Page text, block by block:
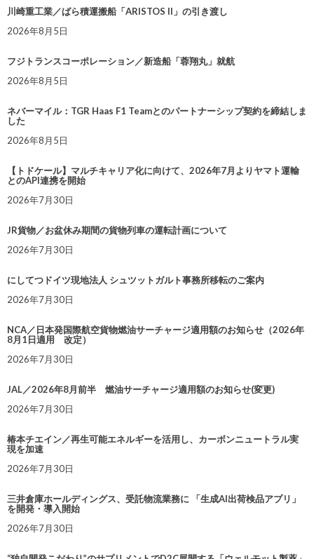
川崎重工業／ばら積運搬船「ARISTOS II」の引き渡し
2026年8月5日
フジトランスコーポレーション／新造船「蓉翔丸」就航
2026年8月5日
ネバーマイル：TGR Haas F1 Teamとのパートナーシップ契約を締結しま
した
2026年8月5日
【トドケール】マルチキャリア化に向けて、2026年7月よりヤマト運輸
とのAPI連携を開始
2026年7月30日
JR貨物／お盆休み期間の貨物列車の運転計画について
2026年7月30日
にしてつドイツ現地法人 シュツットガルト事務所移転のご案内
2026年7月30日
NCA／日本発国際航空貨物燃油サーチャージ適用額のお知らせ（2026年
8月1日適用 改定）
2026年7月30日
JAL／2026年8月前半 燃油サーチャージ適用額のお知らせ(変更)
2026年7月30日
椿本チエイン／再生可能エネルギーを活用し、カーボンニュートラル実
現を加速
2026年7月30日
三井倉庫ホールディングス、受託物流業務に 「生成AI出荷検品アプリ」
を開発・導入開始
2026年7月30日